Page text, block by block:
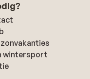
wintersport